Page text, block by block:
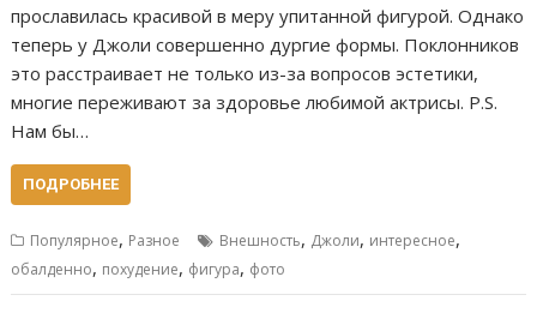
прославилась красивой в меру упитанной фигурой. Однако
теперь у Джоли совершенно дургие формы. Поклонников
это расстраивает не только из-за вопросов эстетики,
многие переживают за здоровье любимой актрисы. P.S.
Нам бы…
ПОДРОБНЕЕ
Популярное, Разное Внешность, Джоли, интересное,
обалденно, похудение, фигура, фото